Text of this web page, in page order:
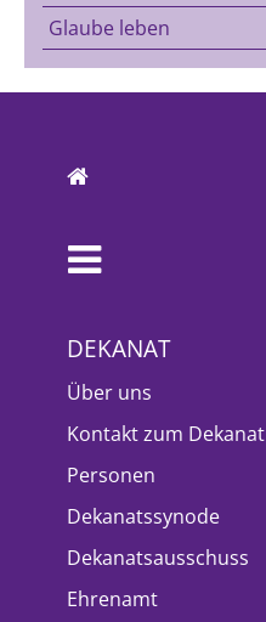
Glaube leben
DEKANAT
Über uns
Kontakt zum Dekanat
Personen
Dekanatssynode
Dekanatsausschuss
Ehrenamt